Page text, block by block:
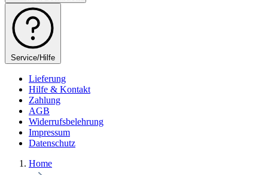
Service/Hilfe
Lieferung
Hilfe & Kontakt
Zahlung
AGB
Widerrufsbelehrung
Impressum
Datenschutz
Home